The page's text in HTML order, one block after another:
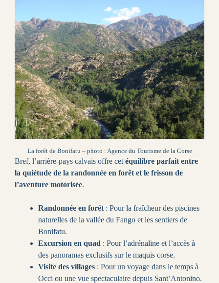
La forêt de Bonifatu – photo : Agence du Tourisme de la Corse
Bref, l’arrière-pays calvais offre cet équilibre parfait entre
la quiétude de la randonnée en forêt et le frisson de
l’aventure motorisée.
Randonnée en forêt : Pour la fraîcheur des piscines
naturelles de la vallée du Fango et les sentiers de
Bonifatu.
Excursion en quad : Pour l’adrénaline et l’accès à
des panoramas exclusifs sur le maquis corse.
Visite des villages : Pour un voyage dans le temps à
Occi ou une vue spectaculaire depuis Sant’Antonino.